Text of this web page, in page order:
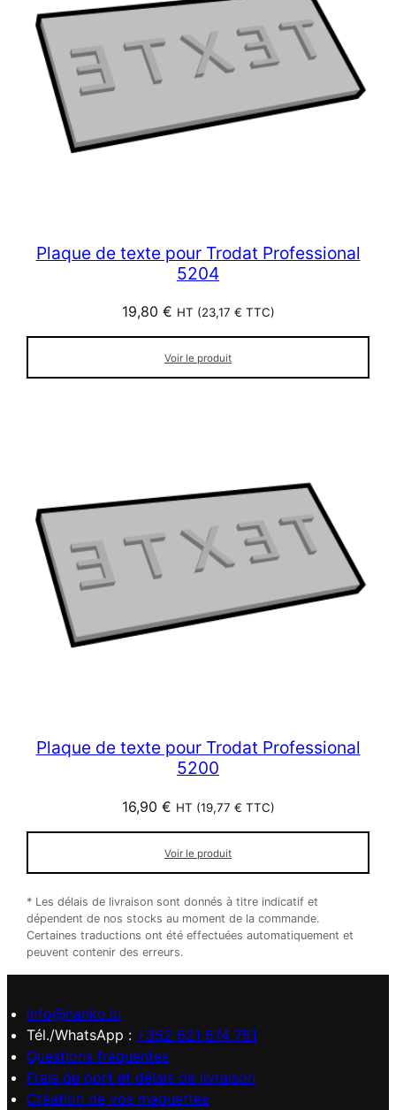
Plaque de texte pour Trodat Professional
5204
19,80 € HT (23,17 € TTC)
Voir le produit
Plaque de texte pour Trodat Professional
5200
16,90 € HT (19,77 € TTC)
Voir le produit
* Les délais de livraison sont donnés à titre indicatif et
dépendent de nos stocks au moment de la commande.
Certaines traductions ont été effectuées automatiquement et
peuvent contenir des erreurs.
info@hanko.lu
Tél./WhatsApp : +352 621 574 751
Questions fréquentes
Frais de port et délais de livraison
Création de vos maquettes